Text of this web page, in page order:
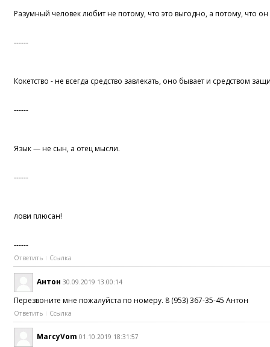
Разумный человек любит не потому, что это выгодно, а потому, что
------
Кокетство - не всегда средство завлекать, оно бывает и средством
------
Язык — не сын, а отец мысли.
------
лови плюсан!
------
Ответить Ссылка
Антон 30.09.2019 13:00:14
Перезвоните мне пожалуйста по номеру. 8 (953) 367-35-45 Антон
Ответить Ссылка
MarcyVom 01.10.2019 18:31:57